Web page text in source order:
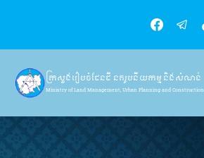
content
ក្រសួងរៀបចំដែនដី នគរូបនីយកម្ម និងសំណង់
Ministry of Land Management, Urban Planning and Construction